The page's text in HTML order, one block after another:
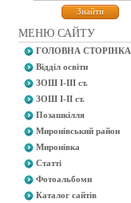
МЕНЮ САЙТУ
ГОЛОВНА СТОРІНКА
Відділ освіти
ЗОШ І-ІІІ ст.
ЗОШ І-ІІ ст.
Позашкілля
Миронівський район
Миронівка
Статті
Фотоальбоми
Каталог сайтів